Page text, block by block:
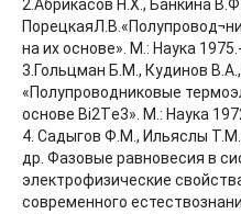
2.Абрикасов Н.Х., Банкина
на их основе». М.: Наука
3.Гольцман Б.М., Кудинов
«Полупроводниковые
основе Bi2Тe3». М.: Наука
4. Садыгов Ф.М., Ильяслы
др. Фазовые равновесия в
электрофизические
современного